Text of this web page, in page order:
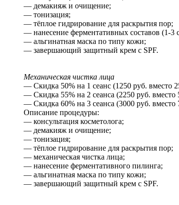
— демакияж и очищение;
— тонизация;
— тёплое гидрирование для раскрытия пор;
— нанесение ферментативных составов (1-3
— альгинатная маска по типу кожи;
— завершающий защитный крем с SPF.
Механическая чистка лица
— Скидка 50% на 1 сеанс (1250 руб. вместо
— Скидка 55% на 2 сеанса (2250 руб. вместо
— Скидка 60% на 3 сеанса (3000 руб. вместо
Описание процедуры:
— консультация косметолога;
— демакияж и очищение;
— тонизация;
— тёплое гидрирование для раскрытия пор;
— механическая чистка лица;
— нанесение ферментативного пилинга;
— альгинатная маска по типу кожи;
— завершающий защитный крем с SPF.